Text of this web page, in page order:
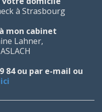
à Strasbourg
mon cabinet
Lahner,
84 ou par e-mail ou